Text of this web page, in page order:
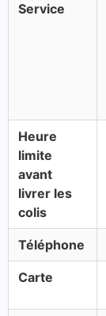
Service
Heure
limite
avant
livrer les
colis
Téléphone
Carte